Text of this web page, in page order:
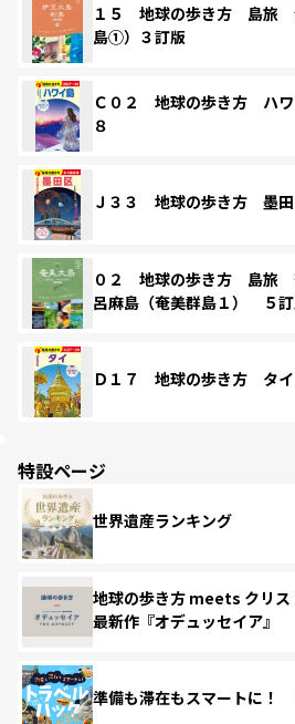
１５ 地球の歩き方 島旅
島①）３訂版
Ｃ０２ 地球の歩き方 ハ
８
Ｊ３３ 地球の歩き方 墨
０２ 地球の歩き方 島旅
呂麻島（奄美群島１） ５
Ｄ１７ 地球の歩き方 タ
特設ページ
世界遺産ランキング
地球の歩き方 meets クリス
最新作『オデュッセイア』
準備も滞在もスマートに！